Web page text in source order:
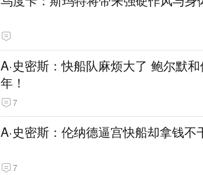
A·史密斯：快船队麻烦大了 鲍尔默
年！
7
A·史密斯：伦纳德逼宫快船却拿钱
7